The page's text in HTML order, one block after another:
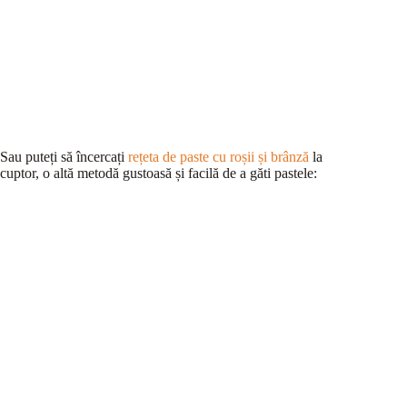
Sau puteți să încercați rețeta de paste cu roșii și brânză la
cuptor, o altă metodă gustoasă și facilă de a găti pastele: